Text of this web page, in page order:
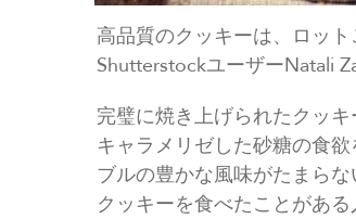
高品質のクッキーは、ロッ
ShutterstockユーザーNatali
完璧に焼き上げられたクッ
キャラメリゼした砂糖の食
ブルの豊かな風味がたまら
クッキーを食べたことがあ